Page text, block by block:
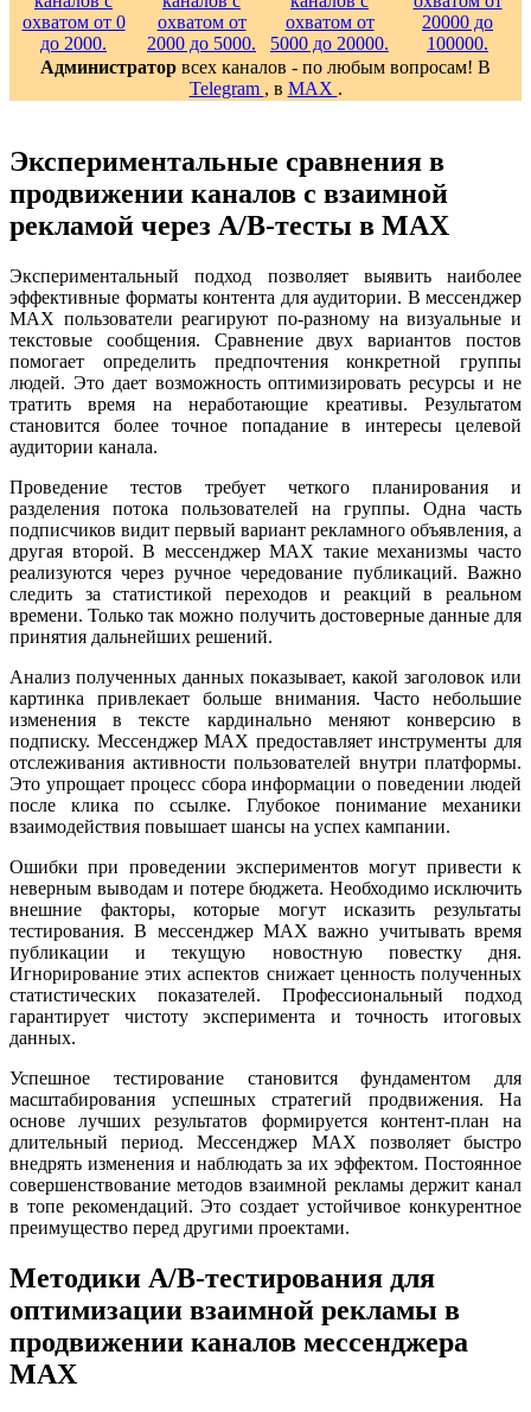
Администратор всех каналов - по любым вопросам! В
Telegram , в MAX .
Экспериментальные сравнения в
продвижении каналов с взаимной
рекламой через A/B-тесты в MAX
Экспериментальный подход позволяет выявить наиболее
эффективные форматы контента для аудитории. В мессенджер
MAX пользователи реагируют по-разному на визуальные и
текстовые сообщения. Сравнение двух вариантов постов
помогает определить предпочтения конкретной группы
людей. Это дает возможность оптимизировать ресурсы и не
тратить время на неработающие креативы. Результатом
становится более точное попадание в интересы целевой
аудитории канала.
Проведение тестов требует четкого планирования и
разделения потока пользователей на группы. Одна часть
подписчиков видит первый вариант рекламного объявления, а
другая второй. В мессенджер MAX такие механизмы часто
реализуются через ручное чередование публикаций. Важно
следить за статистикой переходов и реакций в реальном
времени. Только так можно получить достоверные данные для
принятия дальнейших решений.
Анализ полученных данных показывает, какой заголовок или
картинка привлекает больше внимания. Часто небольшие
изменения в тексте кардинально меняют конверсию в
подписку. Мессенджер MAX предоставляет инструменты для
отслеживания активности пользователей внутри платформы.
Это упрощает процесс сбора информации о поведении людей
после клика по ссылке. Глубокое понимание механики
взаимодействия повышает шансы на успех кампании.
Ошибки при проведении экспериментов могут привести к
неверным выводам и потере бюджета. Необходимо исключить
внешние факторы, которые могут исказить результаты
тестирования. В мессенджер MAX важно учитывать время
публикации и текущую новостную повестку дня.
Игнорирование этих аспектов снижает ценность полученных
статистических показателей. Профессиональный подход
гарантирует чистоту эксперимента и точность итоговых
данных.
Успешное тестирование становится фундаментом для
масштабирования успешных стратегий продвижения. На
основе лучших результатов формируется контент-план на
длительный период. Мессенджер MAX позволяет быстро
внедрять изменения и наблюдать за их эффектом. Постоянное
совершенствование методов взаимной рекламы держит канал
в топе рекомендаций. Это создает устойчивое конкурентное
преимущество перед другими проектами.
Методики A/B-тестирования для
оптимизации взаимной рекламы в
продвижении каналов мессенджера
MAX